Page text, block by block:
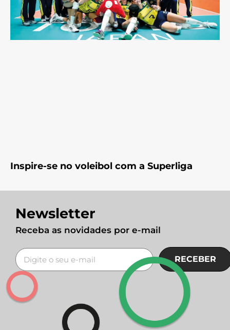
Inspire-se no voleibol com a Superliga
Newsletter
Receba as novidades por e-mail
RECEBER